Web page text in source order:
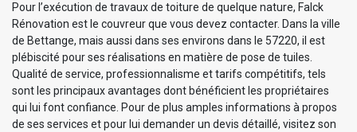
Pour l’exécution de travaux de toiture de quelque nature, Falck
Rénovation est le couvreur que vous devez contacter. Dans la ville
de Bettange, mais aussi dans ses environs dans le 57220, il est
plébiscité pour ses réalisations en matière de pose de tuiles.
Qualité de service, professionnalisme et tarifs compétitifs, tels
sont les principaux avantages dont bénéficient les propriétaires
qui lui font confiance. Pour de plus amples informations à propos
de ses services et pour lui demander un devis détaillé, visitez son